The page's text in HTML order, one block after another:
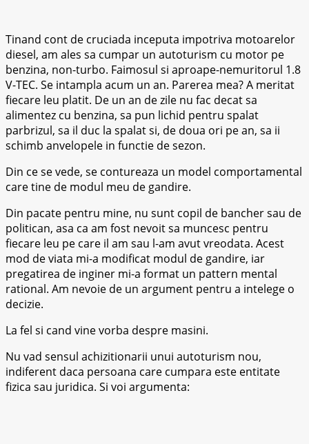
Tinand cont de cruciada inceputa impotriva motoarelor
diesel, am ales sa cumpar un autoturism cu motor pe
benzina, non-turbo. Faimosul si aproape-nemuritorul 1.8
V-TEC. Se intampla acum un an. Parerea mea? A meritat
fiecare leu platit. De un an de zile nu fac decat sa
alimentez cu benzina, sa pun lichid pentru spalat
parbrizul, sa il duc la spalat si, de doua ori pe an, sa ii
schimb anvelopele in functie de sezon.
Din ce se vede, se contureaza un model comportamental
care tine de modul meu de gandire.
Din pacate pentru mine, nu sunt copil de bancher sau de
politican, asa ca am fost nevoit sa muncesc pentru
fiecare leu pe care il am sau l-am avut vreodata. Acest
mod de viata mi-a modificat modul de gandire, iar
pregatirea de inginer mi-a format un pattern mental
rational. Am nevoie de un argument pentru a intelege o
decizie.
La fel si cand vine vorba despre masini.
Nu vad sensul achizitionarii unui autoturism nou,
indiferent daca persoana care cumpara este entitate
fizica sau juridica. Si voi argumenta: